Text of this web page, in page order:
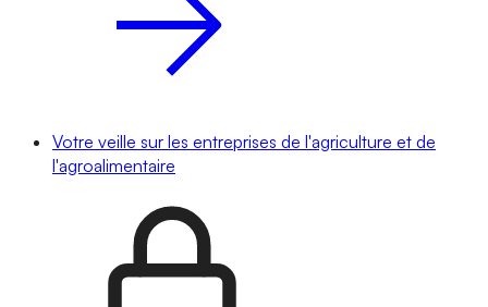
Votre veille sur les entreprises de l'agriculture et de
l'agroalimentaire